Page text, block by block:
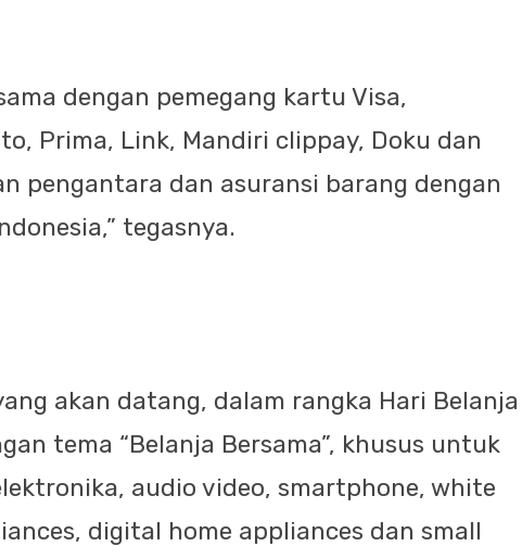
dengan pemegang kartu Visa,
Prima, Link, Mandiri clippay, Doku dan
pengantara dan asuransi barang dengan
tegasnya.
akan datang, dalam rangka Hari Belanja
tema “Belanja Bersama”, khusus untuk
audio video, smartphone, white
digital home appliances dan small